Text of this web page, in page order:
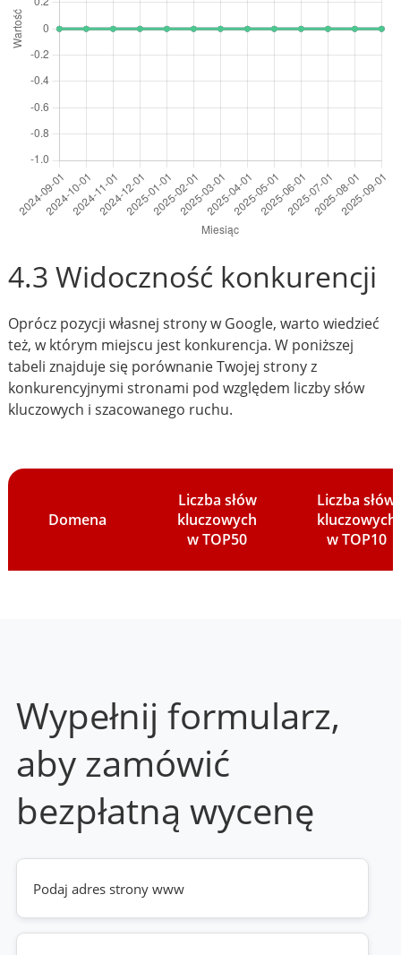
4.3 Widoczność konkurencji
Oprócz pozycji własnej strony w Google, warto wiedzieć
też, w którym miejscu jest konkurencja. W poniższej
tabeli znajduje się porównanie Twojej strony z
konkurencyjnymi stronami pod względem liczby słów
kluczowych i szacowanego ruchu.
Domena
Liczba słów
kluczowych
w TOP50
Liczba słów
kluczowych
w TOP10
Wypełnij formularz,
aby zamówić
bezpłatną wycenę
Twoja
strona
www
(wymagane)
Telefon